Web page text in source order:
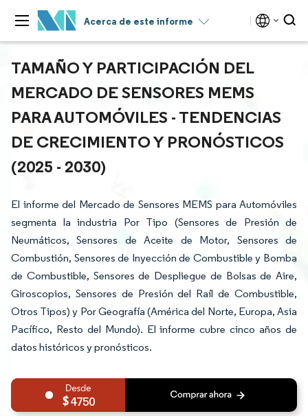
Acerca de este informe
TAMAÑO Y PARTICIPACIÓN DEL
MERCADO DE SENSORES MEMS
PARA AUTOMÓVILES - TENDENCIAS
DE CRECIMIENTO Y PRONÓSTICOS
(2025 - 2030)
El informe del Mercado de Sensores MEMS para Automóviles
segmenta la industria Por Tipo (Sensores de Presión de
Neumáticos, Sensores de Aceite de Motor, Sensores de
Combustión, Sensores de Inyección de Combustible y Bomba
de Combustible, Sensores de Despliegue de Bolsas de Aire,
Giroscopios, Sensores de Presión del Raíl de Combustible,
Otros Tipos) y Por Geografía (América del Norte, Europa, Asia
Pacífico, Resto del Mundo). El informe cubre cinco años de
datos históricos y pronósticos.
4750